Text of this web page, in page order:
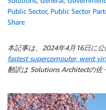
Public Sector, Public Sector
Share
本記事は、2024年4月16日に
fastest supercomputer, went
翻訳は Solutions Architectの佐